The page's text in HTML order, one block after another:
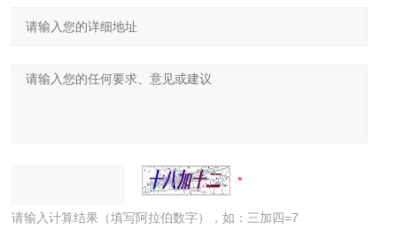
请输入计算结果（填写阿拉伯数字），如：三加四=7